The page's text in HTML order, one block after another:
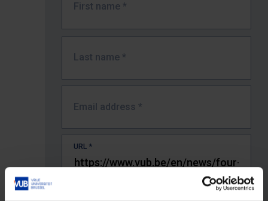
First name *
Last name *
Email address *
URL *
The full URL of the page where you encountered the error.